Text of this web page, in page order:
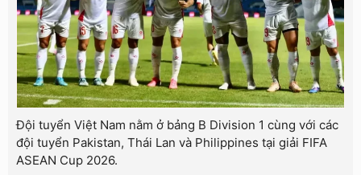
Đội tuyển Việt Nam nằm ở bảng B Division 1 cùng với các
đội tuyển Pakistan, Thái Lan và Philippines tại giải FIFA
ASEAN Cup 2026.